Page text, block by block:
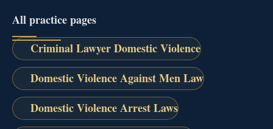
All practice pages
Criminal Lawyer Domestic Violence
Domestic Violence Against Men Law
Domestic Violence Arrest Laws